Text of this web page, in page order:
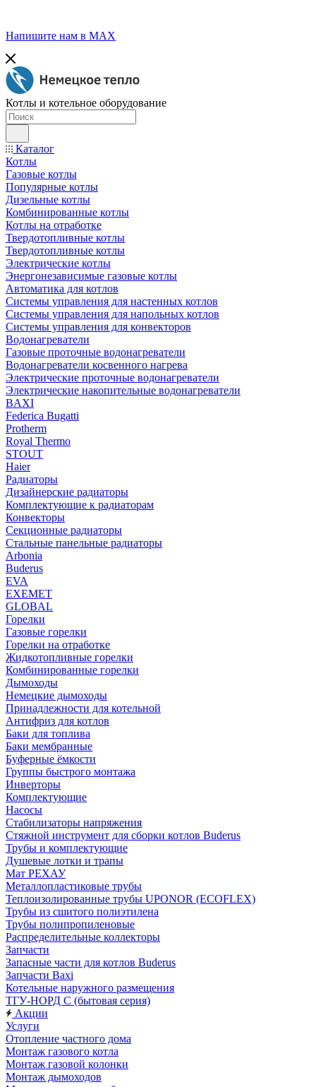
Напишите нам в МАХ
Котлы и котельное оборудование
Каталог
Котлы
Газовые котлы
Популярные котлы
Дизельные котлы
Комбинированные котлы
Котлы на отработке
Твердотопливные котлы
Твердотопливные котлы
Электрические котлы
Энергонезависимые газовые котлы
Автоматика для котлов
Системы управления для настенных котлов
Системы управления для напольных котлов
Системы управления для конвекторов
Водонагреватели
Газовые проточные водонагреватели
Водонагреватели косвенного нагрева
Электрические проточные водонагреватели
Электрические накопительные водонагреватели
BAXI
Federica Bugatti
Protherm
Royal Thermo
STOUT
Haier
Радиаторы
Дизайнерские радиаторы
Комплектующие к радиаторам
Конвекторы
Секционные радиаторы
Стальные панельные радиаторы
Arbonia
Buderus
EVA
EXEMET
GLOBAL
Горелки
Газовые горелки
Горелки на отработке
Жидкотопливные горелки
Комбинированные горелки
Дымоходы
Немецкие дымоходы
Принадлежности для котельной
Антифриз для котлов
Баки для топлива
Баки мембранные
Буферные ёмкости
Группы быстрого монтажа
Инверторы
Комплектующие
Насосы
Стабилизаторы напряжения
Стяжной инструмент для сборки котлов Buderus
Трубы и комплектующие
Душевые лотки и трапы
Мат РЕХАУ
Металлопластиковые трубы
Теплоизолированные трубы UPONOR (ECOFLEX)
Трубы из сшитого полиэтилена
Трубы полипропиленовые
Распределительные коллекторы
Запчасти
Запасные части для котлов Buderus
Запчасти Baxi
Котельные наружного размещения
ТГУ-НОРД С (бытовая серия)
Акции
Услуги
Отопление частного дома
Монтаж газового котла
Монтаж газовой колонки
Монтаж дымоходов